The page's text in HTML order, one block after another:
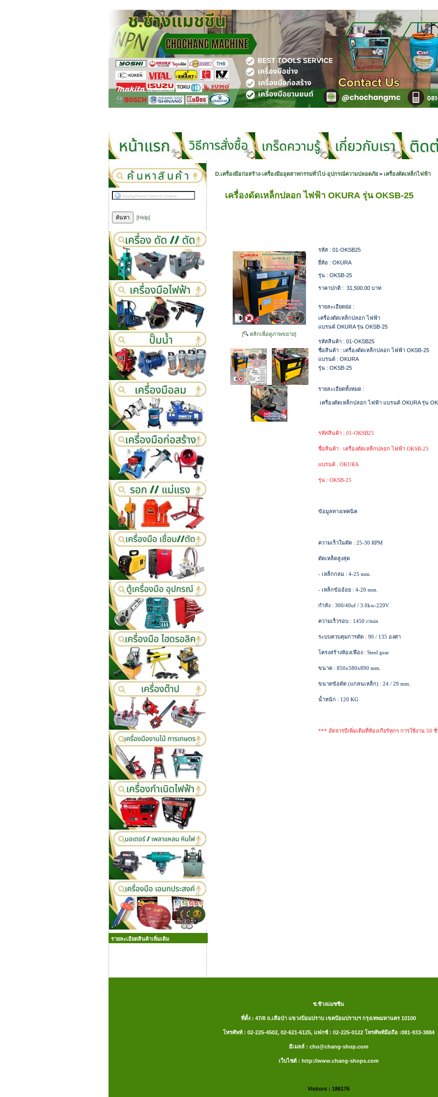
[Help]
รายละเอียดสินค้าเพิ่มเติม
D.เครื่องมือก่อสร้าง-เครื่องมืออุตสาหกรรมทั่วไป-อุปกรณ์ความปลอดภัย > เครื่องดัดเหล็กไฟฟ้า
เครื่องดัดเหล็กปลอก ไฟฟ้า OKURA รุ่น OKSB-25
[ คลิกเพื่อดูภาพขยาย]
รหัส : 01-OKSB25
ยี่ห้อ : OKURA
รุ่น : OKSB-25
ราคาปกติ : 31,500.00 บาท
รายละเอียดย่อ :
เครื่องดัดเหล็กปลอก ไฟฟ้า
แบรนด์ OKURA รุ่น OKSB-25
รหัสสินค้า : 01-OKSB25
ชื่อสินค้า : เครื่องดัดเหล็กปลอก ไฟฟ้า OKSB-25
แบรนด์ : OKURA
รุ่น : OKSB-25
รายละเอียดทั้งหมด :
เครื่องดัดเหล็กปลอก ไฟฟ้า แบรนด์ OKURA รุ่น
รหัสสินค้า : 01-OKSB25
ชื่อสินค้า : เครื่องดัดเหล็กปลอก ไฟฟ้า OKSB-25
แบรนด์ : OKURA
รุ่น : OKSB-25
ข้อมูลทางเทคนิค
ความเร็วในดัด : 25-30 RPM
ดัดเหล็ดสูงสุด
- เหล็กกลม : 4-25 mm.
- เหล็กข้ออ้อย : 4-20 mm.
กำลัง : 300/40uf / 3.0kw-220V
ความเร็วรอบ : 1450 r/min
ระบบควบคุมการดัด : 90 / 135 องศา
โครงสร้างห้องเฟือง : Steel gear
ขนาด : 850x580x890 mm.
ขนาดข้อดัด (แกลนเหล็ก) : 24 / 29 mm.
น้ำหนัก : 120 KG
*** อัดจารบีเพิ่มเติมที่ห้องเกียร์ทุกๆ การใช้งาน 50
ช.ช้างแมชชีน
ที่ตั้ง : 47/8 ถ.เสือป่า แขวงป้อมปราบ เขตป้อมปราบฯ กรุงเทพมหานคร 10100
โทรศัพท์ : 02-225-4502, 02-621-6125, แฟกซ์ : 02-225-0122 โทรศัพท์มือถือ :081-933-3884
อีเมลล์ : cho@chang-shop.com
เว็บไซต์ : http://www.chang-shops.com
Visitors : 186176